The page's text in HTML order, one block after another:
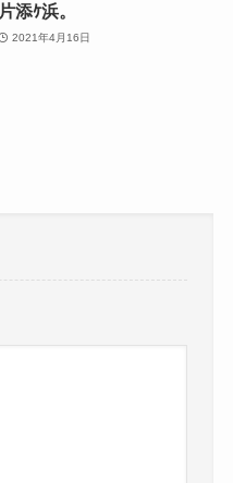
片添ｹ浜。
2021年4月16日